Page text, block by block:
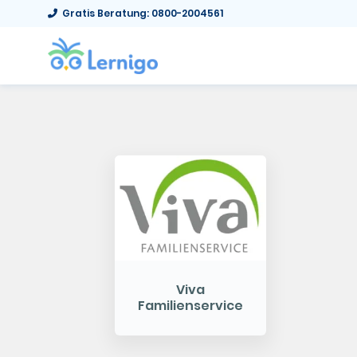
Gratis Beratung: 0800-2004561
Viva
Familienservice